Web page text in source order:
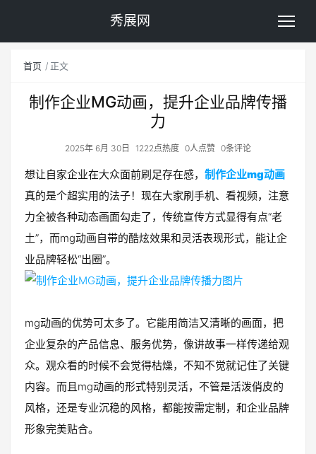
秀展网
首页 正文
制作企业MG动画，提升企业品牌传播
力
2025年 6月 30日 1222点热度 0人点赞 0条评论
想让自家企业在大众面前刷足存在感， 制作企业mg动画
真的是个超实用的法子！现在大家刷手机、看视频，注意
力全被各种动态画面勾走了，传统宣传方式显得有点“老
土”，而mg动画自带的酷炫效果和灵活表现形式，能让企
业品牌轻松“出圈”。
mg动画的优势可太多了。它能用简洁又清晰的画面，把
企业复杂的产品信息、服务优势，像讲故事一样传递给观
众。观众看的时候不会觉得枯燥，不知不觉就记住了关键
内容。而且mg动画的形式特别灵活，不管是活泼俏皮的
风格，还是专业沉稳的风格，都能按需定制，和企业品牌
形象完美贴合。